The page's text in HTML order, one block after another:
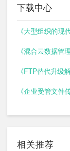
下载中心
《大型组织的现
《混合云数据管
《FTP替代升级
《企业受管文件
相关推荐